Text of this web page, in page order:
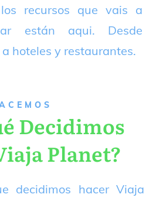
recursos que vais a
están aqui. Desde
hoteles y restaurantes.
Decidimos
Planet?
decidimos hacer Viaja